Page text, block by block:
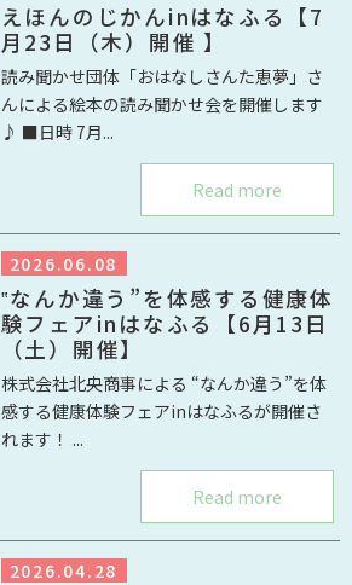
えほんのじかんinはなふる【7
月23日（木）開催 】
読み聞かせ団体「おはなしさんた恵夢」さ
んによる絵本の読み聞かせ会を開催します
♪ ■日時 7月...
Read more
2026.06.08
‟なんか違う”を体感する健康体
験フェアinはなふる【6月13日
（土）開催】
株式会社北央商事による “なんか違う”を体
感する健康体験フェアinはなふるが開催さ
れます！ ...
Read more
2026.04.28